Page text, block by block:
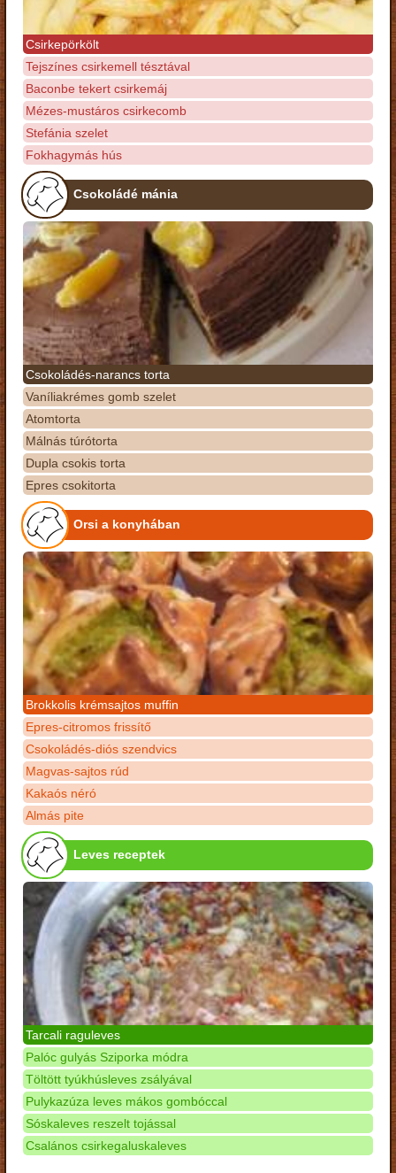
Csirkepörkölt
Tejszínes csirkemell tésztával
Baconbe tekert csirkemáj
Mézes-mustáros csirkecomb
Stefánia szelet
Fokhagymás hús
Csokoládé mánia
Csokoládés-narancs torta
Vaníliakrémes gomb szelet
Atomtorta
Málnás túrótorta
Dupla csokis torta
Epres csokitorta
Orsi a konyhában
Brokkolis krémsajtos muffin
Epres-citromos frissítő
Csokoládés-diós szendvics
Magvas-sajtos rúd
Kakaós néró
Almás pite
Leves receptek
Tarcali raguleves
Palóc gulyás Sziporka módra
Töltött tyúkhúsleves zsályával
Pulykazúza leves mákos gombóccal
Sóskaleves reszelt tojással
Csalános csirkegaluskaleves